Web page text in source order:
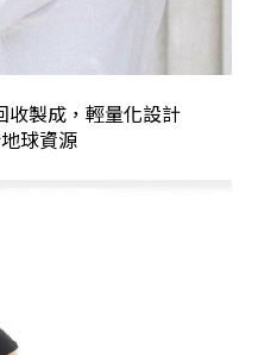
收製成，輕量化設計
球資源